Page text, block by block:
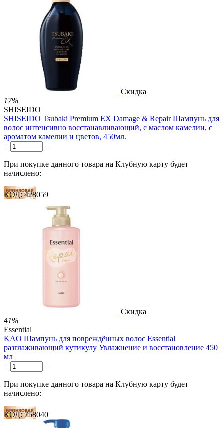
Скидка
17%
SHISEIDO
SHISEIDO Tsubaki Premium EX Damage & Repair Шампунь для
волос интенсивно восстанавливающий, с маслом камелии, с
ароматом камелии и цветов, 450мл.
+
−
При покупке данного товара на Клубную карту будет
начислено:
41 балл
69 баллов
1 578.00 Р
за 1.00 мл
КОД: 428059
Скидка
41%
Essential
KAO Шампунь для повреждённых волос Essential
разглаживающий кутикулу Увлажнение и восстановление 450
мл
+
−
При покупке данного товара на Клубную карту будет
начислено:
28 баллов
КОД: 758040